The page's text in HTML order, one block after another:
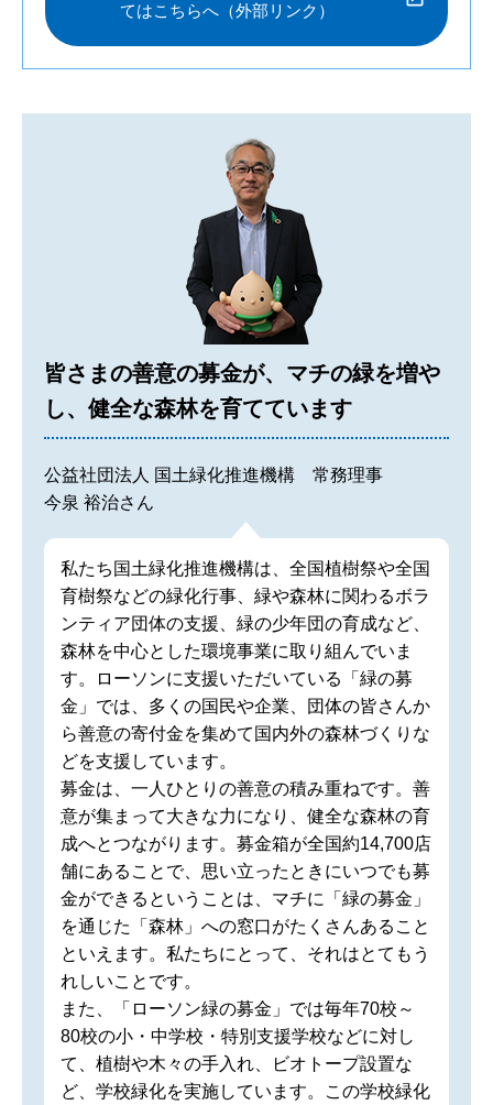
てはこちらへ（外部リンク）
皆さまの善意の募金が、マチの緑を増や
し、健全な森林を育てています
公益社団法人 国土緑化推進機構 常務理事
今泉 裕治さん
私たち国土緑化推進機構は、全国植樹祭や全国
育樹祭などの緑化行事、緑や森林に関わるボラ
ンティア団体の支援、緑の少年団の育成など、
森林を中心とした環境事業に取り組んでいま
す。ローソンに支援いただいている「緑の募
金」では、多くの国民や企業、団体の皆さんか
ら善意の寄付金を集めて国内外の森林づくりな
どを支援しています。
募金は、一人ひとりの善意の積み重ねです。善
意が集まって大きな力になり、健全な森林の育
成へとつながります。募金箱が全国約14,700店
舗にあることで、思い立ったときにいつでも募
金ができるということは、マチに「緑の募金」
を通じた「森林」への窓口がたくさんあること
といえます。私たちにとって、それはとてもう
れしいことです。
また、「ローソン緑の募金」では毎年70校～
80校の小・中学校・特別支援学校などに対し
て、植樹や木々の手入れ、ビオトープ設置な
ど、学校緑化を実施しています。この学校緑化